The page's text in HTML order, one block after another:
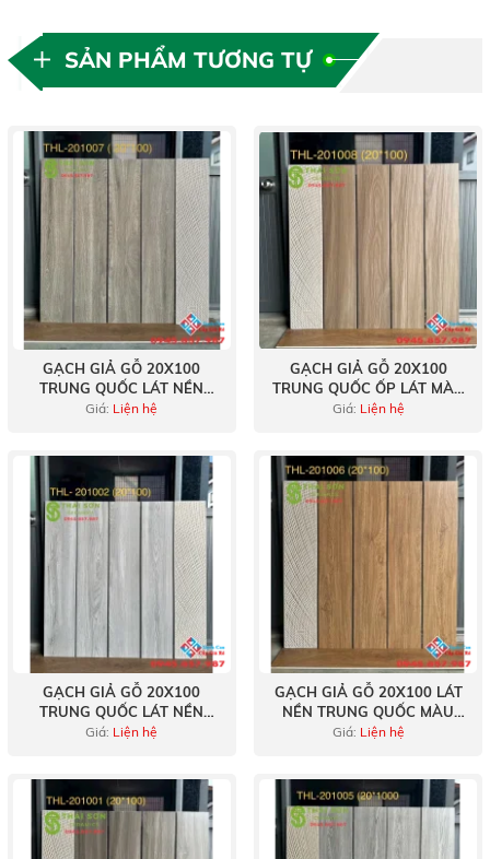
SẢN PHẨM TƯƠNG TỰ
GẠCH GIẢ GỖ 20X100
TRUNG QUỐC LÁT NỀN
MÀU XÁM RÊU
Giá: Liện hệ
GẠCH GIẢ GỖ 20X100
TRUNG QUỐC ỐP LÁT MÀU
NÂU XÁM NHẠT
Giá: Liện hệ
GẠCH GIẢ GỖ 20X100
TRUNG QUỐC LÁT NỀN
MÀU XÁM TRẮNG
Giá: Liện hệ
GẠCH GIẢ GỖ 20X100 LÁT
NỀN TRUNG QUỐC MÀU
NÂU VÀNG ÓNG
Giá: Liện hệ